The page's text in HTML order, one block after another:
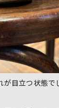
が目立つ状態で